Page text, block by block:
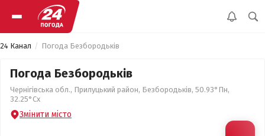
24 Канал Погода Безбородьків
Погода Безбородьків
Чернігівська обл., Прилуцький район, Безбородьків, 50.93°Пн,
32.25°Сх
Змінити місто